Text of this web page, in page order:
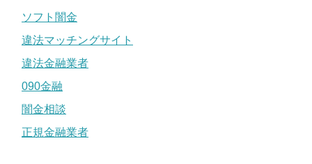
ソフト闇金
違法マッチングサイト
違法金融業者
090金融
闇金相談
正規金融業者